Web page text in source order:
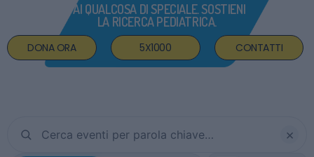
FAI QUALCOSA DI SPECIALE. SOSTIENI
LA RICERCA PEDIATRICA.
DONA ORA 5X1000 CONTATTI
×